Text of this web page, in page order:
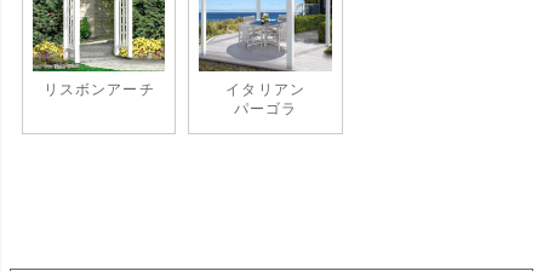
リスボンアーチ
イタリアン
パーゴラ